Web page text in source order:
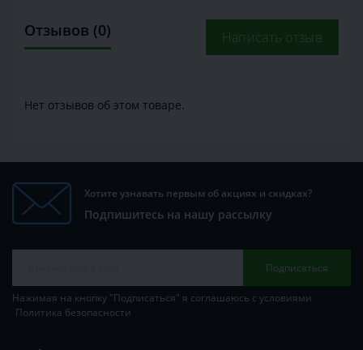
Отзывов (0) Написать отзыв
Нет отзывов об этом товаре.
Хотите узнавать первым об акциях и скидках?
Подпишитесь на нашу рассылку
Подписаться
Нажимая на кнопку "Подписаться" я соглашаюсь с условиями
Политика безопасности